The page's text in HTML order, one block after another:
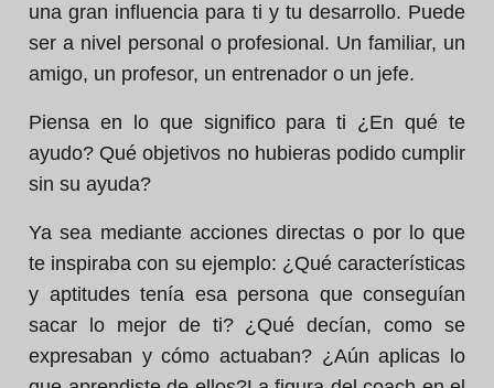
una gran influencia para ti y tu desarrollo. Puede
ser a nivel personal o profesional. Un familiar, un
amigo, un profesor, un entrenador o un jefe.
Piensa en lo que significo para ti ¿En qué te
ayudo? Qué objetivos no hubieras podido cumplir
sin su ayuda?
Ya sea mediante acciones directas o por lo que
te inspiraba con su ejemplo: ¿Qué características
y aptitudes tenía esa persona que conseguían
sacar lo mejor de ti? ¿Qué decían, como se
expresaban y cómo actuaban? ¿Aún aplicas lo